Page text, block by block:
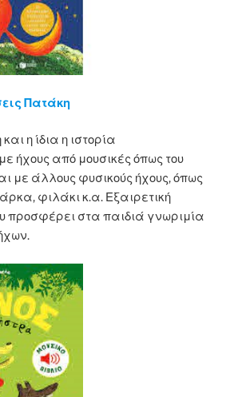
Πατάκη
η ίδια η ιστορία
ήχους από μουσικές όπως του
με άλλους φυσικούς ήχους, όπως
φιλάκι κ.α. Εξαιρετική
προσφέρει στα παιδιά γνωριμία